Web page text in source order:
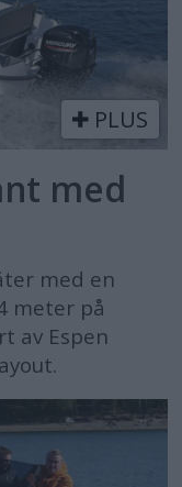
PLUS
med
med en
meter på
av Espen